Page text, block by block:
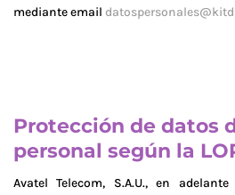
mediante email
Protección de datos
personal según la
Avatel Telecom, S.A.U., en